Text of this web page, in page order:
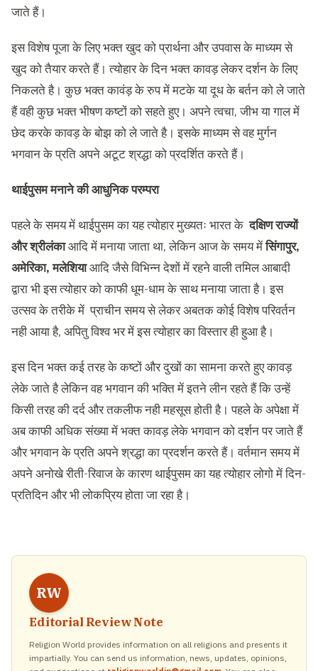
जाते हैं।
इस विशेष पूजा के लिए भक्त खुद को प्रार्थना और उपवास के माध्यम से
खुद को तैयार करते हैं। त्योहार के दिन भक्त कावड़ लेकर दर्शन के लिए
निकलते है। कुछ भक्त कावंड़ के रुप में मटके या दूध के बर्तन को ले जाते
हैं वही कुछ भक्त भीषण कष्टों को सहते हुए। अपने त्वचा, जीभ या गाल में
छेद करके कावड़ के बोझ को ले जाते है। इसके माध्यम से वह मुर्गन
भगवान के प्रति अपने अटूट श्रद्धा को प्रदर्शित करते हैं।
थाईपुसम मनाने की आधुनिक परम्परा
पहले के समय में थाईपुसम का यह त्योहार मुख्यतः भारत केदक्षिण राज्यों
और श्रीलंकाआदि में मनाया जाता था, लेकिन आज के समय मेंसिंगापुर,
अमेरिका, मलेशियाआदि जैसे विभिन्न देशों में रहने वाली तमिल आबादी
द्वारा भी इस त्योहार को काफी धूम-धाम के साथ मनाया जाता है। इस
उत्सव के तरीके में प्राचीन समय से लेकर अबतक कोई विशेष परिवर्तन
नही आया है, अपितु विश्व भर में इस त्योहार का विस्तार ही हुआ है।
इस दिन भक्त कई तरह के कष्टों और दुखों का सामना करते हुए कावड़
लेके जाते है लेकिन वह भगवान की भक्ति में इतने लीन रहते हैं कि उन्हें
किसी तरह की दर्द और तकलीफ नही महसूस होती है। पहले के अपेक्षा में
अब काफी अधिक संख्या में भक्त कावड़ लेके भगवान को दर्शन पर जाते हैं
और भगवान के प्रति अपने श्रद्धा का प्रदर्शन करते हैं। वर्तमान समय में
अपने अनोखे रीती-रिवाज के कारण थाईपुसम का यह त्योहार लोगो में दिन-
प्रतिदिन और भी लोकप्रिय होता जा रहा है।
RW
Editorial Review Note
Religion World provides information on all religions and presents it
impartially. You can send us information, news, updates, opinions,